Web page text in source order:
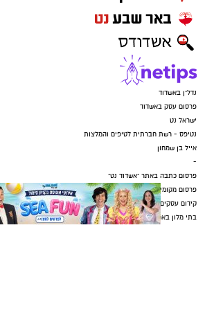
רוצה לעקוב אחרי הערוץ של
ב-WhatsApp לחצו כאן
להורדת אפליקציה של אשדוד נט
עקבו בפייסבוק
עקבו באינסטגרם
נדל"ן באשדוד
פרסום עסק באשדוד
ישראל נט
נטיפס - רשת חברתית לטיפים והמלצות
אייל בן שמחון
-
פרסום כתבה באתר "אשדוד נט"
פרסום מקומי באשדוד
קידום עסקים באשדוד
בתי מלון באשדוד